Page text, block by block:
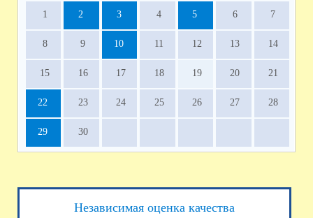
1 2 3 4 5 6 7
8 9 10 11 12 13 14
15 16 17 18 19 20 21
22 23 24 25 26 27 28
29 30
Независимая оценка качества